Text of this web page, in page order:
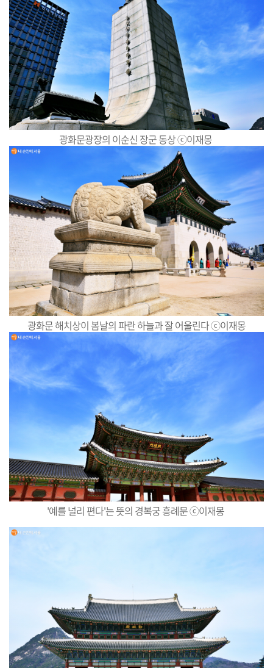
광화문광장의 이순신 장군 동상 ⓒ이재몽
광화문 해치상이 봄날의 파란 하늘과 잘 어울린다 ⓒ이재몽
'예를 널리 편다'는 뜻의 경복궁 흥례문 ⓒ이재몽